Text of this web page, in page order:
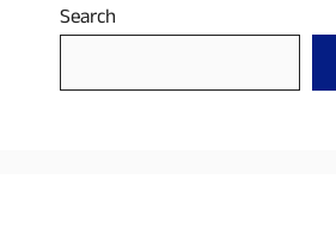
Search